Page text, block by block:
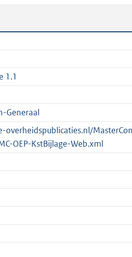
1.1
Generaal
OEP-KstBijlage-Web.xml